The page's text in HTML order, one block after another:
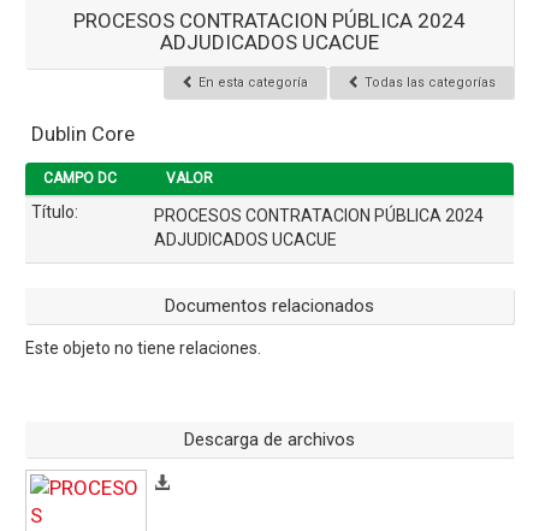
PROCESOS CONTRATACION PÚBLICA 2024
ADJUDICADOS UCACUE
En esta categoría Todas las categorías
Dublin Core
CAMPO DC VALOR
Título:
PROCESOS CONTRATACION PÚBLICA 2024
ADJUDICADOS UCACUE
Documentos relacionados
Este objeto no tiene relaciones.
Descarga de archivos